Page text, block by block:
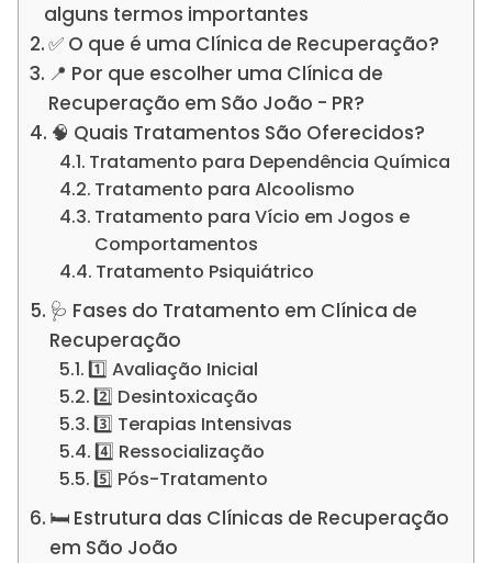
alguns termos importantes
✅ O que é uma Clínica de Recuperação?
📍 Por que escolher uma Clínica de
Recuperação em São João - PR?
🧠 Quais Tratamentos São Oferecidos?
Tratamento para Dependência Química
Tratamento para Alcoolismo
Tratamento para Vício em Jogos e
Comportamentos
Tratamento Psiquiátrico
🩺 Fases do Tratamento em Clínica de
Recuperação
1️⃣ Avaliação Inicial
2️⃣ Desintoxicação
3️⃣ Terapias Intensivas
4️⃣ Ressocialização
5️⃣ Pós-Tratamento
🛏️ Estrutura das Clínicas de Recuperação
em São João